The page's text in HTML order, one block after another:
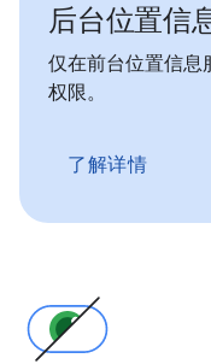
后台位置信
仅在前台位置信息
权限。
了解详情